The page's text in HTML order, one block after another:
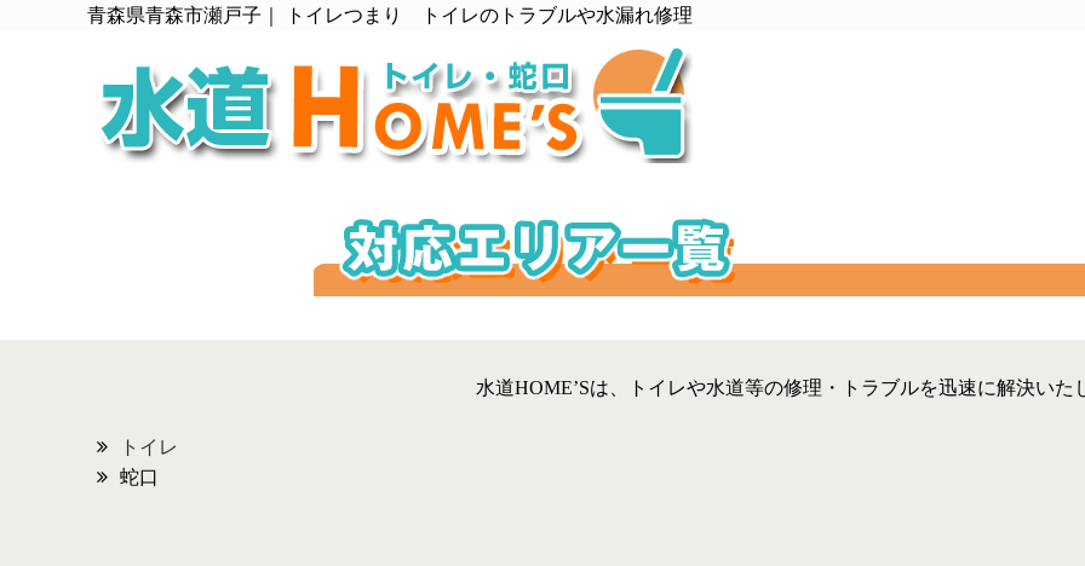
青森県青森市瀬戸子｜ トイレつまり トイレのトラブルや水漏れ修理
水道HOME’Sは、トイレや水道等の修理・トラブルを迅速に解決いた
トイレ
蛇口